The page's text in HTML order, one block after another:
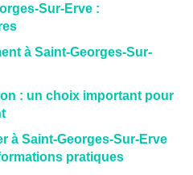
Sur-Erve :
à Saint-Georges-Sur-
: un choix important pour
à Saint-Georges-Sur-Erve
pratiques